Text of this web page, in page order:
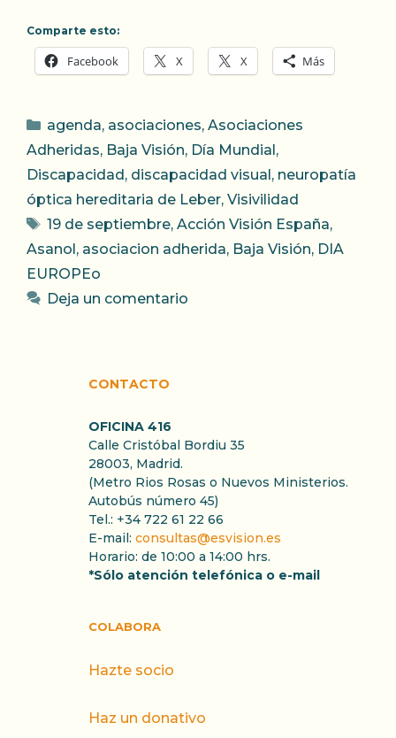
Comparte esto:
Facebook X X Más
Categorías
agenda, asociaciones, Asociaciones
Adheridas, Baja Visión, Día Mundial ,
Discapacidad , discapacidad visual , neuropatía
óptica hereditaria de Leber, Visivilidad
Etiquetas
19 de septiembre, Acción Visión España,
Asanol , asociacion adherida, Baja Visión, DIA
EUROPEo
Deja un comentario
CONTACTO
OFICINA 416
Calle Cristóbal Bordiu 35
28003, Madrid.
(Metro Rios Rosas o Nuevos Ministerios.
Autobús número 45)
Tel.: +34 722 61 22 66
E-mail: consultas@esvision.es
Horario: de 10:00 a 14:00 hrs.
*Sólo atención telefónica o e-mail
COLABORA
Hazte socio
Haz un donativo